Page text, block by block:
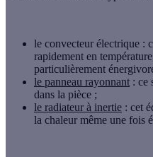
le convecteur électrique :
rapidement en
particulièrement
le panneau rayonnant : ce
dans la pièce ;
le radiateur à inertie : cet
la chaleur même une fois